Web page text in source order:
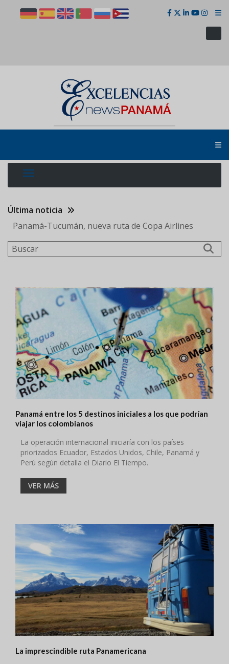
Última noticia
Panamá-Tucumán, nueva ruta de Copa Airlines
Buscar
Panamá entre los 5 destinos iniciales a los que podrían
viajar los colombianos
La operación internacional iniciaría con los países
priorizados Ecuador, Estados Unidos, Chile, Panamá y
Perú según detalla el Diario El Tiempo.
VER MÁS
La imprescindible ruta Panamericana